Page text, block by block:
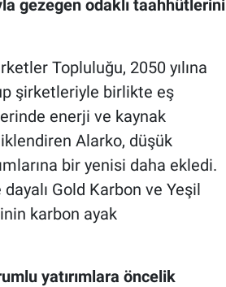
gezegen odaklı taahhütlerini
Topluluğu, 2050 yılına
şirketleriyle birlikte eş
enerji ve kaynak
Alarko, düşük
bir yenisi daha ekledi.
Gold Karbon ve Yeşil
karbon ayak
yatırımlara öncelik